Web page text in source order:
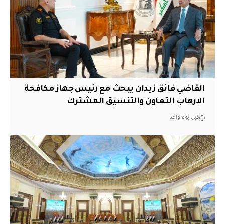
القاضي فائق زيدان يبحث مع رئيس جهاز مكافحة
الإرهاب التعاون والتنسيق المشترك
قبل يوم واحد